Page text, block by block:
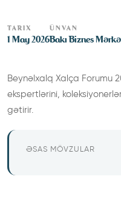
TARIX
1 May 2026
ÜNVAN
Bakı Biznes
Beynəlxalq Xalça Forumu
ekspertlərini,
gətirir.
ƏSAS MÖVZULAR